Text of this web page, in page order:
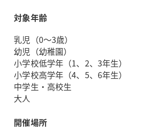
対象年齢
乳児（0～3歳）
幼児（幼稚園）
小学校低学年（1、2、3年生）
小学校高学年（4、5、6年生）
中学生・高校生
大人
開催場所